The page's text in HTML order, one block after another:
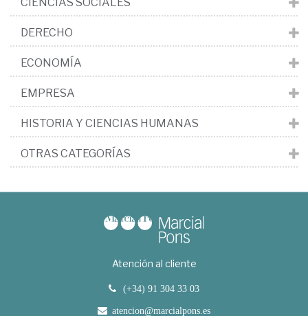
DERECHO
ECONOMÍA
EMPRESA
HISTORIA Y CIENCIAS HUMANAS
OTRAS CATEGORÍAS
Atención al cliente
(+34) 91 304 33 03
atencion@marcialpons.es